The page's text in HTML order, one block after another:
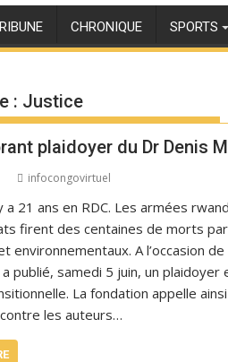
CHRONIQUE SPORTS
: Justice
plaidoyer du Dr Denis
infocongovirtuel
a 21 ans en RDC. Les armées
firent des centaines de morts
environnementaux. A l’occasion
publié, samedi 5 juin, un
La fondation appelle
les auteurs…